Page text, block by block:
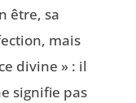
être, sa
mais
divine » : il
signifie pas